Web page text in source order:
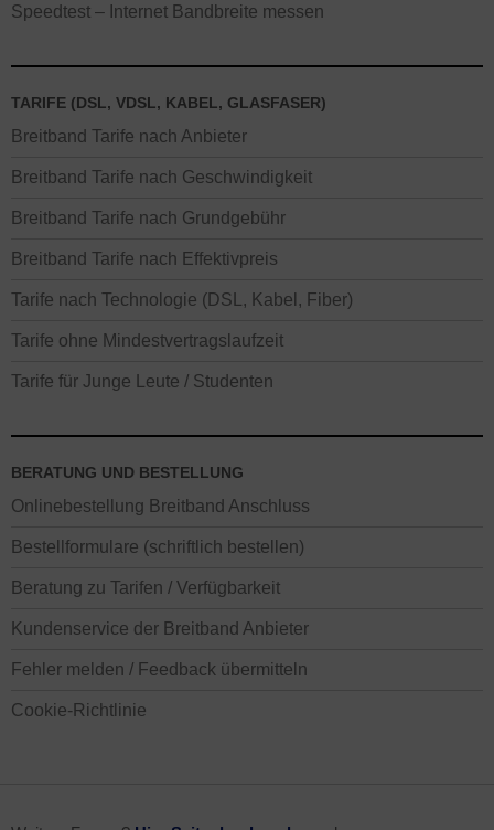
Speedtest – Internet Bandbreite messen
TARIFE (DSL, VDSL, KABEL, GLASFASER)
Breitband Tarife nach Anbieter
Breitband Tarife nach Geschwindigkeit
Breitband Tarife nach Grundgebühr
Breitband Tarife nach Effektivpreis
Tarife nach Technologie (DSL, Kabel, Fiber)
Tarife ohne Mindestvertragslaufzeit
Tarife für Junge Leute / Studenten
BERATUNG UND BESTELLUNG
Onlinebestellung Breitband Anschluss
Bestellformulare (schriftlich bestellen)
Beratung zu Tarifen / Verfügbarkeit
Kundenservice der Breitband Anbieter
Fehler melden / Feedback übermitteln
Cookie-Richtlinie